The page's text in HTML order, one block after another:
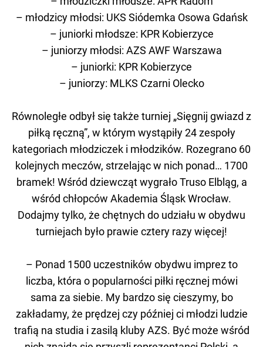
– młodzicy młodsi: UKS Siódemka Osowa Gdańsk
– juniorki młodsze: KPR Kobierzyce
– juniorzy młodsi: AZS AWF Warszawa
– juniorki: KPR Kobierzyce
– juniorzy: MLKS Czarni Olecko
Równoległe odbył się także turniej „Sięgnij gwiazd z
piłką ręczną”, w którym wystąpiły 24 zespoły
kategoriach młodziczek i młodzików. Rozegrano 60
kolejnych meczów, strzelając w nich ponad… 1700
bramek! Wśród dziewcząt wygrało Truso Elbląg, a
wśród chłopców Akademia Śląsk Wrocław.
Dodajmy tylko, że chętnych do udziału w obydwu
turniejach było prawie cztery razy więcej!
– Ponad 1500 uczestników obydwu imprez to
liczba, która o popularności piłki ręcznej mówi
sama za siebie. My bardzo się cieszymy, bo
zakładamy, że prędzej czy później ci młodzi ludzie
trafią na studia i zasilą kluby AZS. Być może wśród